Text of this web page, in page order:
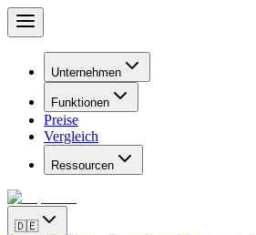
Unternehmen
Funktionen
Preise
Vergleich
Ressourcen
🇩🇪